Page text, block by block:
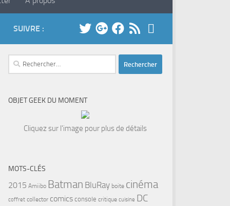
SUIVRE :
Rechercher :
OBJET GEEK DU MOMENT
Cliquez sur l'image pour plus de détails
MOTS-CLÉS
2015 Amiibo Batman BluRay boite cinéma
coffret collector comics console critique cuisine DC